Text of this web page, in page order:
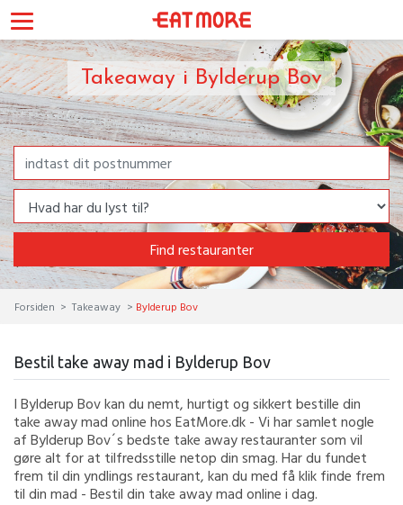
Takeaway i Bylderup Bov
Find restauranter
Forsiden Takeaway Bylderup Bov
Bestil take away mad i Bylderup Bov
I Bylderup Bov kan du nemt, hurtigt og sikkert bestille din
take away mad online hos EatMore.dk - Vi har samlet nogle
af Bylderup Bov´s bedste take away restauranter som vil
gøre alt for at tilfredsstille netop din smag. Har du fundet
frem til din yndlings restaurant, kan du med få klik finde frem
til din mad - Bestil din take away mad online i dag.